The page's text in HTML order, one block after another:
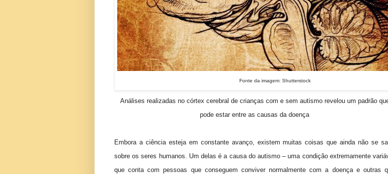
Fonte da imagem: Shutterstock
Análises realizadas no córtex cerebral de crianças com e sem autismo revelou um padrão
pode estar entre as causas da doença
Embora a ciência esteja em constante avanço, existem muitas coisas que ainda não se
sobre os seres humanos. Um delas é a causa do autismo – uma condição extremamente
que conta com pessoas que conseguem conviver normalmente com a doença e outras